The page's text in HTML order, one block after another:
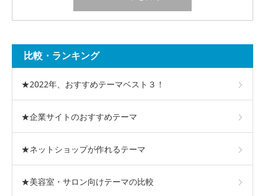
比較・ランキング
★2022年、おすすめテーマベスト３！
★企業サイトのおすすめテーマ
★ネットショップが作れるテーマ
★美容室・サロン向けテーマの比較